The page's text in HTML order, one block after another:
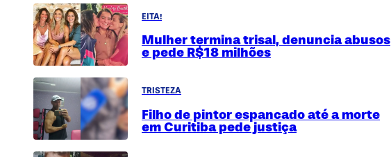
EITA!
Mulher termina trisal, denuncia abusos
e pede R$18 milhões
TRISTEZA
Filho de pintor espancado até a morte
em Curitiba pede justiça